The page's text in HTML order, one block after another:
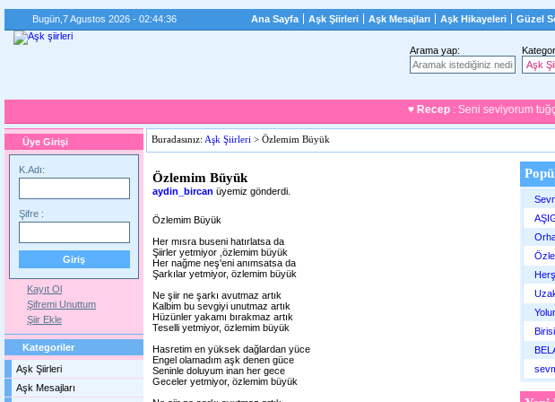
Bugün, 7 Agustos 2026 - 02:44:36 Ana Sayfa Aşk Şiirleri Aşk Mesajları Aşk Hikayeleri Güzel
Arama yap:
Recep: Seni seviyorum
Üye Girişi
K.Adı:
Şifre :
Kayıt Ol
Şifremi Unuttum
Şiir Ekle
Kategoriler
Aşk Şiirleri
Aşk Mesajları
Buradasınız: Aşk Şiirleri > Özlemim Büyük
Özlemim Büyük
aydin_bircan üyemiz gönderdi.
Özlemim Büyük
Her mısra buseni hatırlatsa da
Şiirler yetmiyor ,özlemim büyük
Her nağme neş'eni anımsatsa da
Şarkılar yetmiyor, özlemim büyük
Ne şiir ne şarkı avutmaz artık
Kalbim bu sevgiyi unutmaz artık
Hüzünler yakamı bırakmaz artık
Teselli yetmiyor, özlemim büyük
Hasretim en yüksek dağlardan yüce
Engel olamadım aşk denen güce
Seninle doluyum inan her gece
Geceler yetmiyor, özlemim büyük